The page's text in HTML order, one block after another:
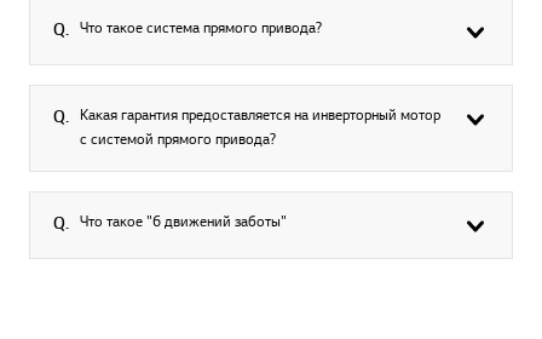
Q. Что такое система прямого привода?
Q. Какая гарантия предоставляется на инверторный мотор
с системой прямого привода?
Q. Что такое "6 движений заботы"